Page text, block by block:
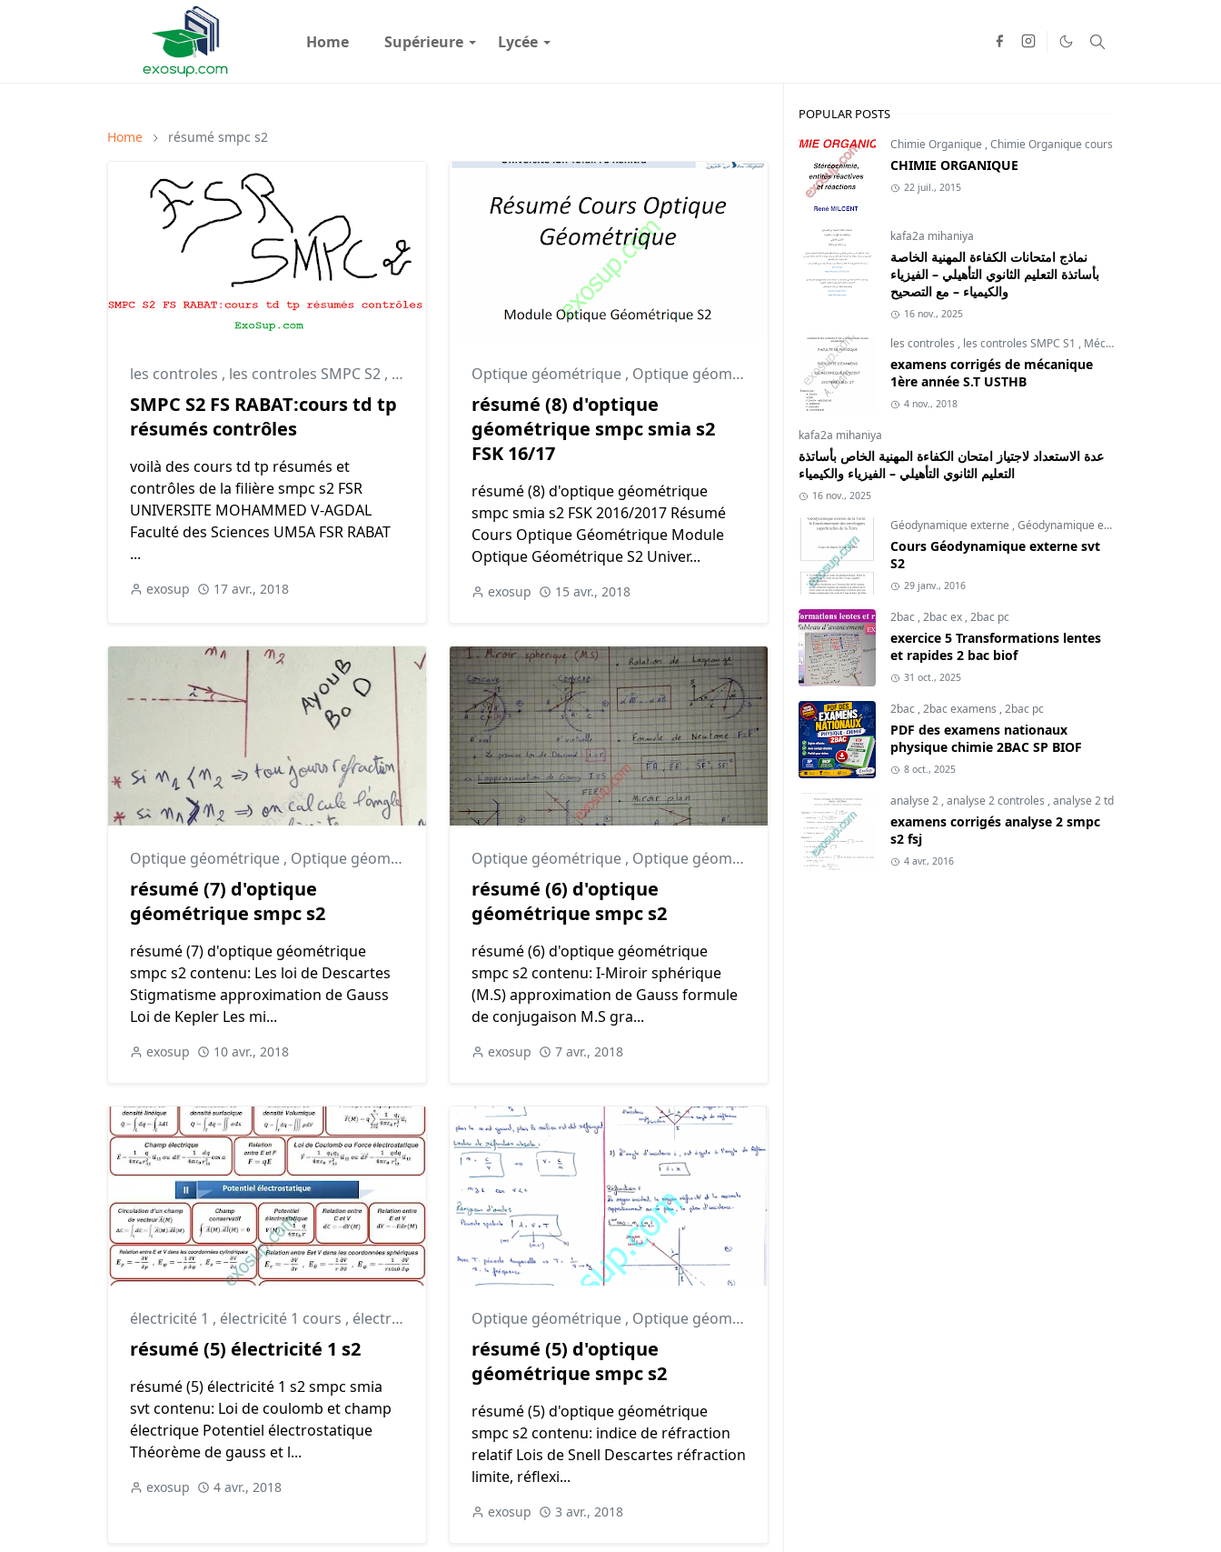
Home Supérieure Lycée
Home résumé smpc s2
les controles , les controles SMPC S2 , résumé smpc s2
SMPC S2 FS RABAT:cours td tp
résumés contrôles
voilà des cours td tp résumés et
contrôles de la filière smpc s2 FSR
UNIVERSITE MOHAMMED V-AGDAL
Faculté des Sciences UM5A FSR RABAT
...
exosup 17 avr., 2018
Optique géométrique , Optique géométrique cours ,Optique géométrique résumé
résumé (8) d'optique
géométrique smpc smia s2
FSK 16/17
résumé (8) d'optique géométrique
smpc smia s2 FSK 2016/2017 Résumé
Cours Optique Géométrique Module
Optique Géométrique S2 Univer...
exosup 15 avr., 2018
Optique géométrique , Optique géométrique cours ,Optique géométrique résumé
résumé (7) d'optique
géométrique smpc s2
résumé (7) d'optique géométrique
smpc s2 contenu: Les loi de Descartes
Stigmatisme approximation de Gauss
Loi de Kepler Les mi...
exosup 10 avr., 2018
Optique géométrique , Optique géométrique cours ,Optique géométrique résumé
résumé (6) d'optique
géométrique smpc s2
résumé (6) d'optique géométrique
smpc s2 contenu: I-Miroir sphérique
(M.S) approximation de Gauss formule
de conjugaison M.S gra...
exosup 7 avr., 2018
électricité 1 , électricité 1 cours , électricité 1 résumé
résumé (5) électricité 1 s2
résumé (5) électricité 1 s2 smpc smia
svt contenu: Loi de coulomb et champ
électrique Potentiel électrostatique
Théorème de gauss et l...
exosup 4 avr., 2018
Optique géométrique , Optique géométrique cours
résumé (5) d'optique
géométrique smpc s2
résumé (5) d'optique géométrique
smpc s2 contenu: indice de réfraction
relatif Lois de Snell Descartes réfraction
limite, réflexi...
exosup 3 avr., 2018
POPULAR POSTS
Chimie Organique ,Chimie Organique cours
CHIMIE ORGANIQUE
22 juil., 2015
kafa2a mihaniya
نماذج امتحانات الكفاءة المهنية الخاصة
بأساتذة التعليم الثانوي التأهيلي – الفيزياء
والكيمياء – مع التصحيح
16 nov., 2025
les controles , les controles SMPC S1 , Mécanique du point
examens corrigés de mécanique
1ère année S.T USTHB
4 nov., 2018
kafa2a mihaniya
عدة الاستعداد لاجتياز امتحان الكفاءة المهنية الخاص بأساتذة
التعليم الثانوي التأهيلي – الفيزياء والكيمياء
16 nov., 2025
Géodynamique externe ,Géodynamique externe cours
Cours Géodynamique externe svt
S2
29 janv., 2016
2bac,2bac ex,2bac pc
exercice 5 Transformations lentes
et rapides 2 bac biof
31 oct., 2025
2bac,2bac examens ,2bac pc
PDF des examens nationaux
physique chimie 2BAC SP BIOF
8 oct., 2025
analyse 2,analyse 2 controles ,analyse 2 td
examens corrigés analyse 2 smpc
s2 fsj
4 avr., 2016